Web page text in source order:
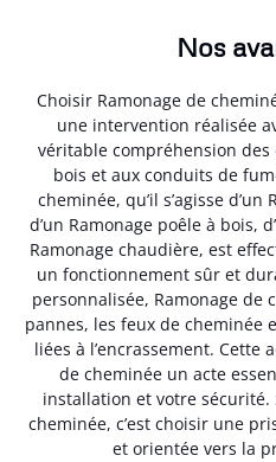
Nos
Choisir Ramonage de
une intervention réalisée
véritable compréhension
bois et aux conduits de
cheminée, qu’il s’agisse
d’un Ramonage poêle à bois,
Ramonage chaudière, est
un fonctionnement sûr et
personnalisée, Ramonage de
pannes, les feux de cheminée
liées à l’encrassement. Cette
de cheminée un acte
installation et votre sécurité.
cheminée, c’est choisir une
et orientée vers la